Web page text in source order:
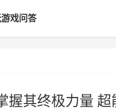
戏问答
握其终极力量